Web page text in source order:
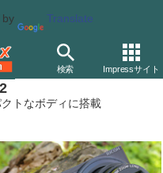
by Translate
検索 Impressサイト
型（コンパクト）カメラ リ
トなボディに搭載